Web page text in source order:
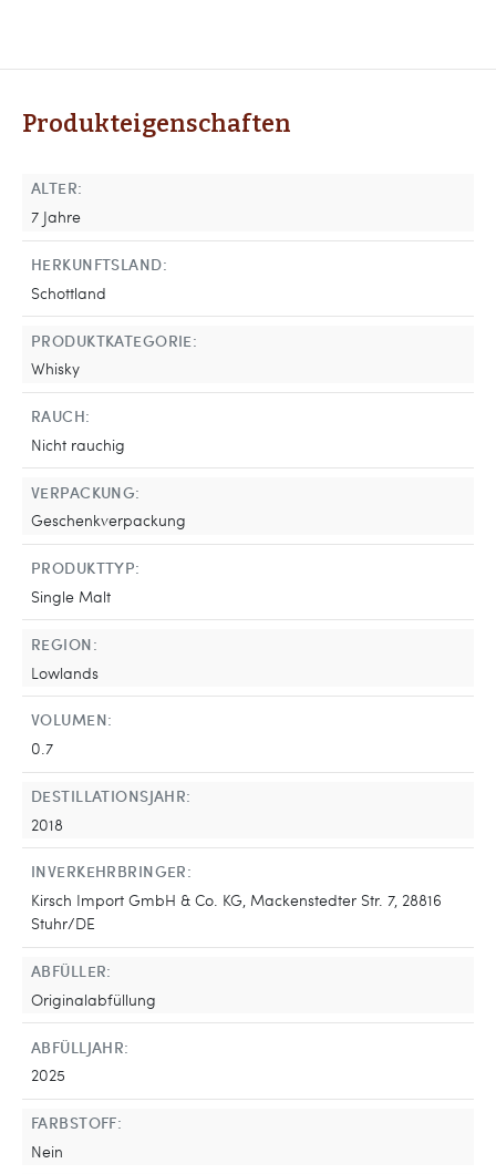
Produkteigenschaften
ALTER:
7 Jahre
HERKUNFTSLAND:
Schottland
PRODUKTKATEGORIE:
Whisky
RAUCH:
Nicht rauchig
VERPACKUNG:
Geschenkverpackung
PRODUKTTYP:
Single Malt
REGION:
Lowlands
VOLUMEN:
0.7
DESTILLATIONSJAHR:
2018
INVERKEHRBRINGER:
Kirsch Import GmbH & Co. KG, Mackenstedter Str. 7, 28816
Stuhr/DE
ABFÜLLER:
Originalabfüllung
ABFÜLLJAHR:
2025
FARBSTOFF:
Nein